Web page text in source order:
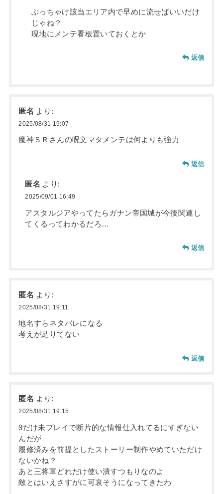
ぶっちゃけ該当エリア内で早めに流せばいいだけ
じゃね？
現地にメンテ看板置いておくとか
返信
匿名 より:
2025/08/31 19:07
魔神ＳＲさんの呪文マタメンテは何よりも強力
返信
匿名 より:
2025/09/01 16:49
アスタルジアやってたらガナン帝国城が今後関連し
てくるってわかるだろ…
返信
匿名 より:
2025/08/31 19:11
地名すらネタバレになる
考えが足りてない
返信
匿名 より:
2025/08/31 19:15
9だけ未プレイで断片的な情報仕入れてるにすぎない
んだが
履修済みを前提としたストーリー制作やめていただけ
ないかね？
あと三将軍どれだけ使い潰すつもりなのよ
敵とはいえさすがに可哀そうになってきたわ